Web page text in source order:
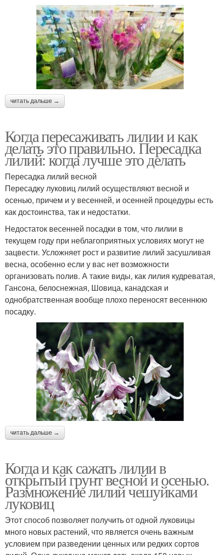
читать дальше →
Когда пересаживать лилии и как
делать это правильно. Пересадка
лилий: когда лучше это делать
Пересадка лилий весной
Пересадку луковиц лилий осуществляют весной и
осенью, причем и у весенней, и осенней процедуры есть
как достоинства, так и недостатки.
Недостаток весенней посадки в том, что лилии в
текущем году при неблагоприятных условиях могут не
зацвести. Усложняет рост и развитие лилий засушливая
весна, особенно если у вас нет возможности
организовать полив. А такие виды, как лилия кудреватая,
Гансона, белоснежная, Шовица, канадская и
однобратственная вообще плохо переносят весеннюю
посадку.
читать дальше →
Когда и как сажать лилии в
открытый грунт весной и осенью.
Размножение лилий чешуйками
луковиц
Этот способ позволяет получить от одной луковицы
много новых растений, что является очень важным
условием при разведении ценных или редких сортов